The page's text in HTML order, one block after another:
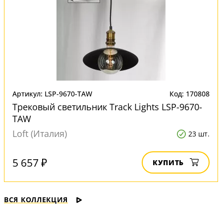
Артикул: LSP-9670-TAW Код: 170808
Трековый светильник Track Lights LSP-9670-
TAW
Loft (Италия)
23 шт.
5 657 ₽ КУПИТЬ
ВСЯ КОЛЛЕКЦИЯ